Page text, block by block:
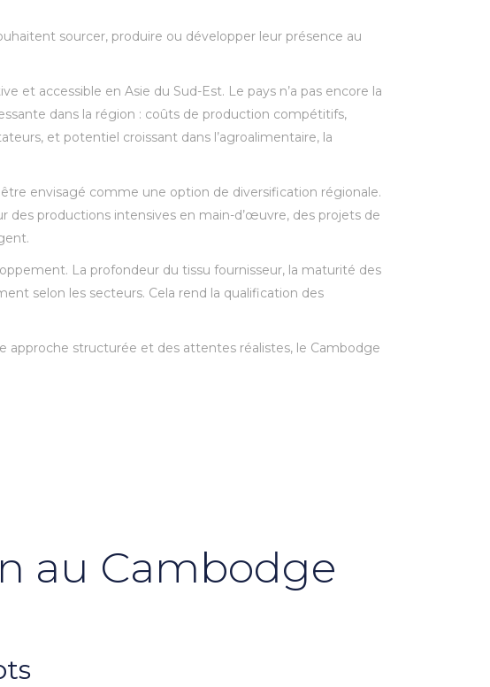
sourcer, produire ou développer leur présence au
et accessible en Asie du Sud-Est. Le pays n’a pas encore la
dans la région : coûts de production compétitifs,
et potentiel croissant dans l’agroalimentaire, la
envisagé comme une option de diversification régionale.
des productions intensives en main-d’œuvre, des projets de
La profondeur du tissu fournisseur, la maturité des
selon les secteurs. Cela rend la qualification des
approche structurée et des attentes réalistes, le Cambodge
au Cambodge